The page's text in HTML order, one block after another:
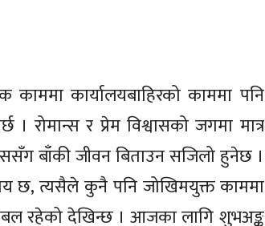
कार्यालयबाहिरको काममा पनि
रोमान्स र प्रेम विश्वासको जगमा मात्र
बाँकी जीवन बिताउन सजिलो हुनेछ ।
छ, त्यसैले कुनै पनि जोखिमयुक्त काममा
रहेको देखिन्छ । आजका लागि शुभअङ्क